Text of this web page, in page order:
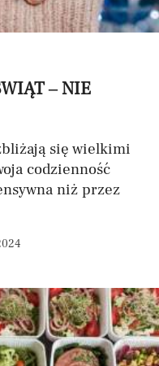
– NIE
się wielkimi
codzienność
niż przez